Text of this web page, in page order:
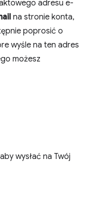
adresu e-
na stronie konta,
poprosić o
wyśle na ten adres
możesz
wysłać na Twój